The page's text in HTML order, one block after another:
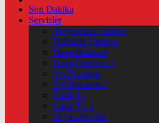
Son Dakika
Servisler
Vizyondaki Filmler
Haftanin Filmleri
Hava Durumu
Hava Durumu 2
Yol Durumu
Yol Durumu 2
Canlı Tv
Canlı Tv 2
Yayın Akışları